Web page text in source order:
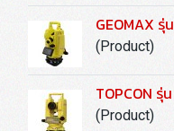
GEOMAX
(Product)
TOPCON รุ่
(Product)